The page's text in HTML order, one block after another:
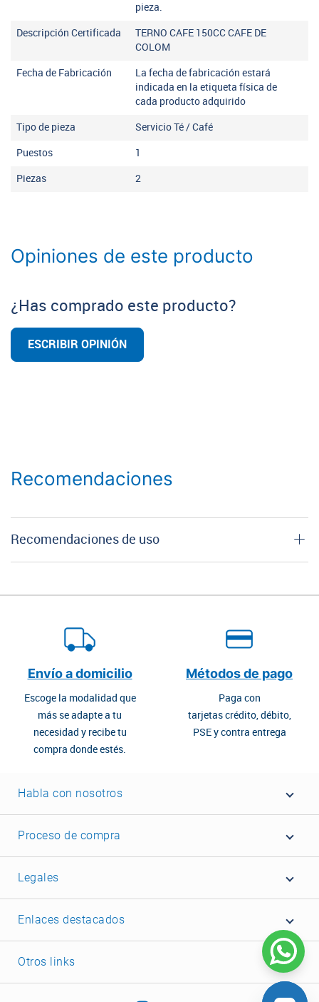
pieza.
Descripción Certificada
TERNO CAFE 150CC CAFE DE
COLOM
Fecha de Fabricación
La fecha de fabricación estará
indicada en la etiqueta física de
cada producto adquirido
Tipo de pieza Servicio Té / Café
Puestos 1
Piezas 2
Opiniones de este producto
¿Has comprado este producto?
ESCRIBIR OPINIÓN
Recomendaciones
Recomendaciones de uso
Envío a domicilio
Escoge la modalidad que
más se adapte a tu
necesidad y recibe tu
compra donde estés.
Métodos de pago
Paga con
tarjetas crédito, débito,
PSE y contra entrega
Habla con nosotros
Proceso de compra
Legales
Enlaces destacados
Otros links